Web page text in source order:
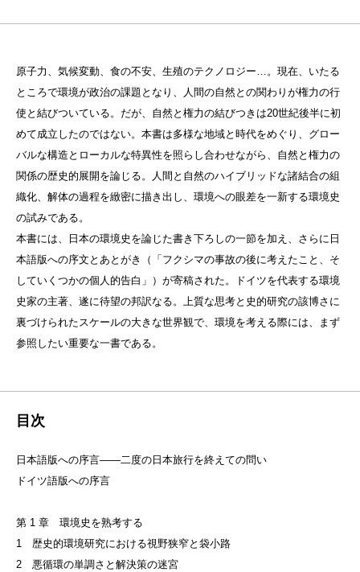
原子力、気候変動、食の不安、生殖のテクノロジー…。現在、いたる
ところで環境が政治の課題となり、人間の自然との関わりが権力の行
使と結びついている。だが、自然と権力の結びつきは20世紀後半に初
めて成立したのではない。本書は多様な地域と時代をめぐり、グロー
バルな構造とローカルな特異性を照らし合わせながら、自然と権力の
関係の歴史的展開を論じる。人間と自然のハイブリッドな諸結合の組
織化、解体の過程を緻密に描き出し、環境への眼差を一新する環境史
の試みである。
本書には、日本の環境史を論じた書き下ろしの一節を加え、さらに日
本語版への序文とあとがき（「フクシマの事故の後に考えたこと、そ
していくつかの個人的告白」）が寄稿された。ドイツを代表する環境
史家の主著、遂に待望の邦訳なる。上質な思考と史的研究の該博さに
裏づけられたスケールの大きな世界観で、環境を考える際には、まず
参照したい重要な一書である。
目次
日本語版への序言——二度の日本旅行を終えての問い
ドイツ語版への序言
第 1 章 環境史を熟考する
1 歴史的環境研究における視野狭窄と袋小路
2 悪循環の単調さと解決策の迷宮